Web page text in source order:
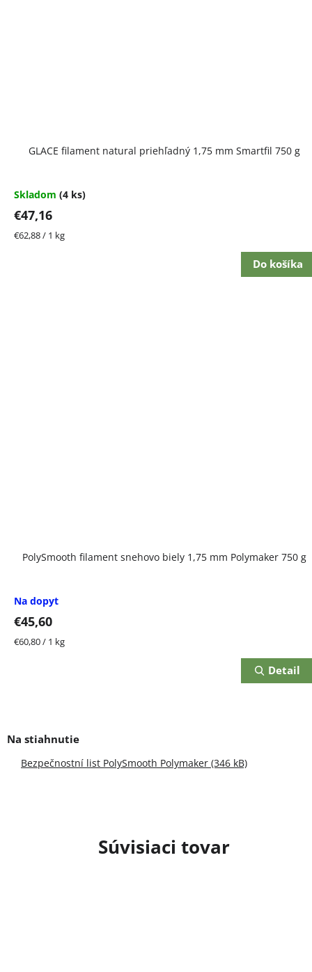
Súvisiaci tovar
GLACE filament natural priehľadný 1,75 mm Smartfil 750 g
Skladom (4 ks)
€47,16
Jednotková
€62,88 / 1 kg
Do košíka
PolySmooth filament snehovo biely 1,75 mm Polymaker 750 g
Na dopyt
€45,60
Jednotková
€60,80 / 1 kg
Detail
Bezpečnostní list PolySmooth Polymaker (346 kB)